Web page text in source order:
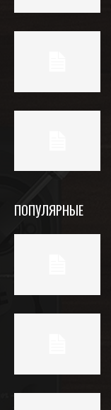
ПОПУЛЯРНЫЕ